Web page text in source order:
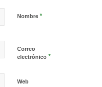
Nombre *
Correo
electrónico *
Web